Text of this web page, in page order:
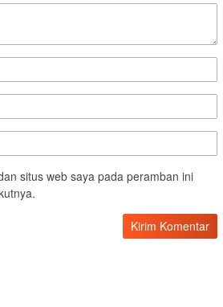
situs web saya pada peramban ini